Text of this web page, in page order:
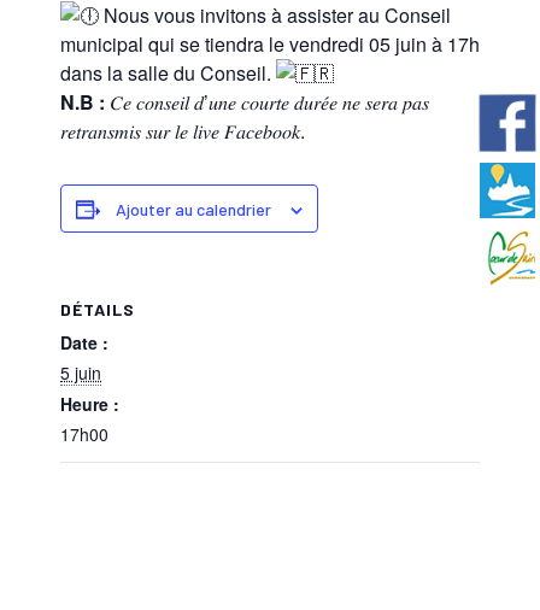
Nous vous invitons à assister au Conseil
municipal qui se tiendra le vendredi 05 juin à 17h
dans la salle du Conseil.
N.B : 𝐶𝑒 𝑐𝑜𝑛𝑠𝑒𝑖𝑙 𝑑’𝑢𝑛𝑒 𝑐𝑜𝑢𝑟𝑡𝑒 𝑑𝑢𝑟𝑒́𝑒 𝑛𝑒 𝑠𝑒𝑟𝑎 𝑝𝑎𝑠
𝑟𝑒𝑡𝑟𝑎𝑛𝑠𝑚𝑖𝑠 𝑠𝑢𝑟 𝑙𝑒 𝑙𝑖𝑣𝑒 𝐹𝑎𝑐𝑒𝑏𝑜𝑜𝑘.
Ajouter au calendrier
DÉTAILS
Date :
5 juin
Heure :
17h00